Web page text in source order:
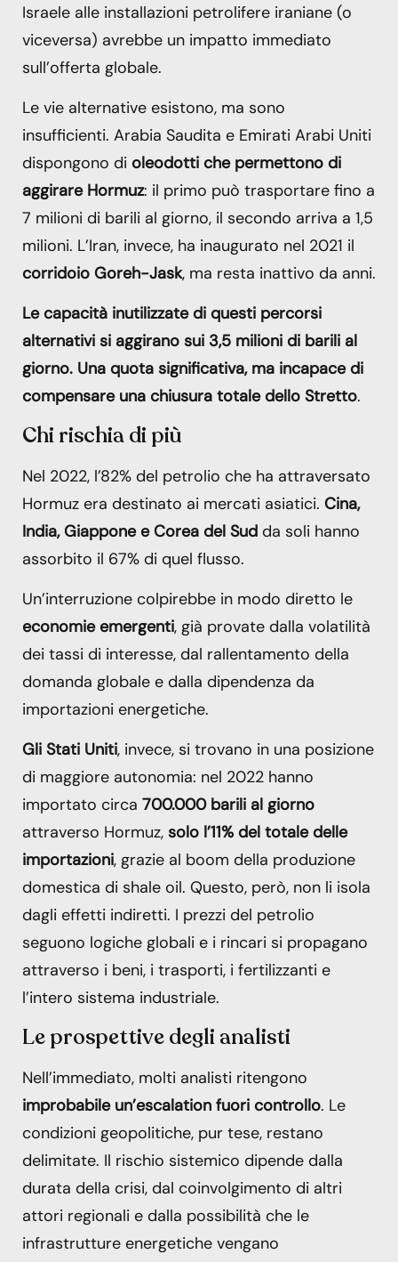
Israele alle installazioni petrolifere iraniane (o
viceversa) avrebbe un impatto immediato
sull’offerta globale.
Le vie alternative esistono, ma sono
insufficienti. Arabia Saudita e Emirati Arabi Uniti
dispongono di oleodotti che permettono di
aggirare Hormuz: il primo può trasportare fino a
7 milioni di barili al giorno, il secondo arriva a 1,5
milioni. L’Iran, invece, ha inaugurato nel 2021 il
corridoio Goreh-Jask, ma resta inattivo da anni.
Le capacità inutilizzate di questi percorsi
alternativi si aggirano sui 3,5 milioni di barili al
giorno. Una quota significativa, ma incapace di
compensare una chiusura totale dello Stretto.
Chi rischia di più
Nel 2022, l’82% del petrolio che ha attraversato
Hormuz era destinato ai mercati asiatici. Cina,
India, Giappone e Corea del Sud da soli hanno
assorbito il 67% di quel flusso.
Un’interruzione colpirebbe in modo diretto le
economie emergenti, già provate dalla volatilità
dei tassi di interesse, dal rallentamento della
domanda globale e dalla dipendenza da
importazioni energetiche.
Gli Stati Uniti, invece, si trovano in una posizione
di maggiore autonomia: nel 2022 hanno
importato circa 700.000 barili al giorno
attraverso Hormuz, solo l’11% del totale delle
importazioni, grazie al boom della produzione
domestica di shale oil. Questo, però, non li isola
dagli effetti indiretti. I prezzi del petrolio
seguono logiche globali e i rincari si propagano
attraverso i beni, i trasporti, i fertilizzanti e
l’intero sistema industriale.
Le prospettive degli analisti
Nell’immediato, molti analisti ritengono
improbabile un’escalation fuori controllo. Le
condizioni geopolitiche, pur tese, restano
delimitate. Il rischio sistemico dipende dalla
durata della crisi, dal coinvolgimento di altri
attori regionali e dalla possibilità che le
infrastrutture energetiche vengano